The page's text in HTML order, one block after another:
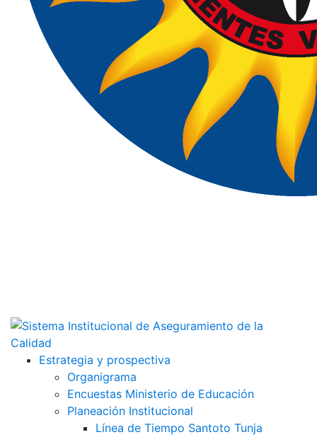
Estrategia y prospectiva
Organigrama
Encuestas Ministerio de Educación
Planeación Institucional
Línea de Tiempo Santoto Tunja